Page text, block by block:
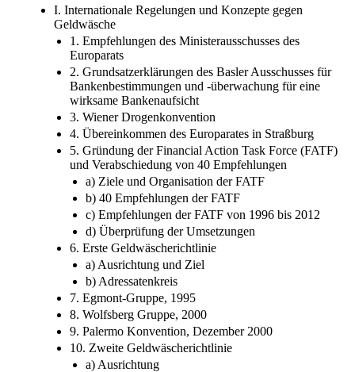
I. Internationale Regelungen und Konzepte gegen
Geldwäsche
1. Empfehlungen des Ministerausschusses des
Europarats
2. Grundsatzerklärungen des Basler Ausschusses für
Bankenbestimmungen und -überwachung für eine
wirksame Bankenaufsicht
3. Wiener Drogenkonvention
4. Übereinkommen des Europarates in Straßburg
5. Gründung der Financial Action Task Force (FATF)
und Verabschiedung von 40 Empfehlungen
a) Ziele und Organisation der FATF
b) 40 Empfehlungen der FATF
c) Empfehlungen der FATF von 1996 bis 2012
d) Überprüfung der Umsetzungen
6. Erste Geldwäscherichtlinie
a) Ausrichtung und Ziel
b) Adressatenkreis
7. Egmont-Gruppe, 1995
8. Wolfsberg Gruppe, 2000
9. Palermo Konvention, Dezember 2000
10. Zweite Geldwäscherichtlinie
a) Ausrichtung